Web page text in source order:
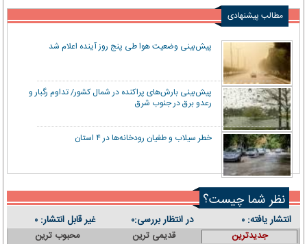
مطالب پیشنهادی
پیش‌بینی وضعیت هوا طی پنج روز آینده اعلام شد
پیش‌بینی بارش‌های پراکنده در شمال کشور/ تداوم رگبار و
رعدو برق در جنوب شرق
خطر سیلاب و طغیان رودخانه‌ها در ۴ استان
نظر شما چیست؟
انتشار یافته: ۰ در انتظار بررسی:۰ غیر قابل انتشار: ۰
جدیدترین قدیمی ترین محبوب ترین